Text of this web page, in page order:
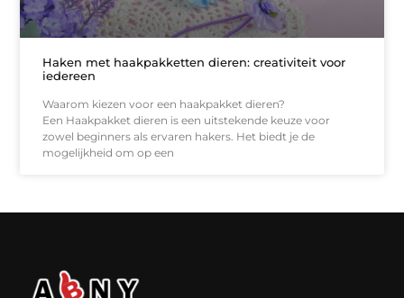
Haken met haakpakketten dieren: creativiteit voor
iedereen
Waarom kiezen voor een haakpakket dieren?
Een Haakpakket dieren is een uitstekende keuze voor
zowel beginners als ervaren hakers. Het biedt je de
mogelijkheid om op een